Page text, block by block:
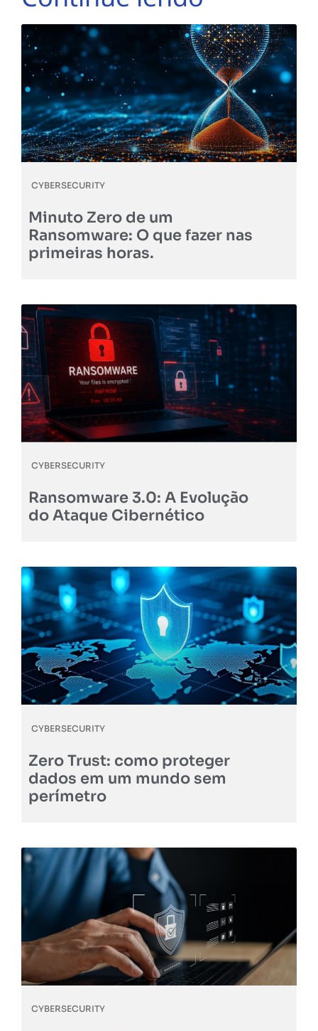
CYBERSECURITY
Minuto Zero de um
Ransomware: O que fazer nas
primeiras horas.
CYBERSECURITY
Ransomware 3.0: A Evolução
do Ataque Cibernético
CYBERSECURITY
Zero Trust: como proteger
dados em um mundo sem
perímetro
CYBERSECURITY